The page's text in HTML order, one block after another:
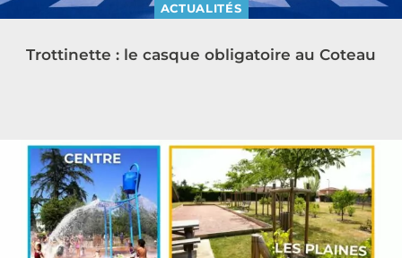
ACTUALITÉS
Trottinette : le casque obligatoire au Coteau